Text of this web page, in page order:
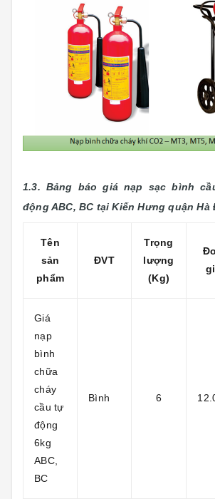
1.3. Bảng báo giá nạp sạc bình
động ABC, BC tại Kiến Hưngquận Hà
Tên
sản
phẩm
ĐVT
Trọng
lượng
(Kg)
Giá
nạp
bình
chữa
cháy
cầu tự
động
6kg
ABC,
BC
Bình 6